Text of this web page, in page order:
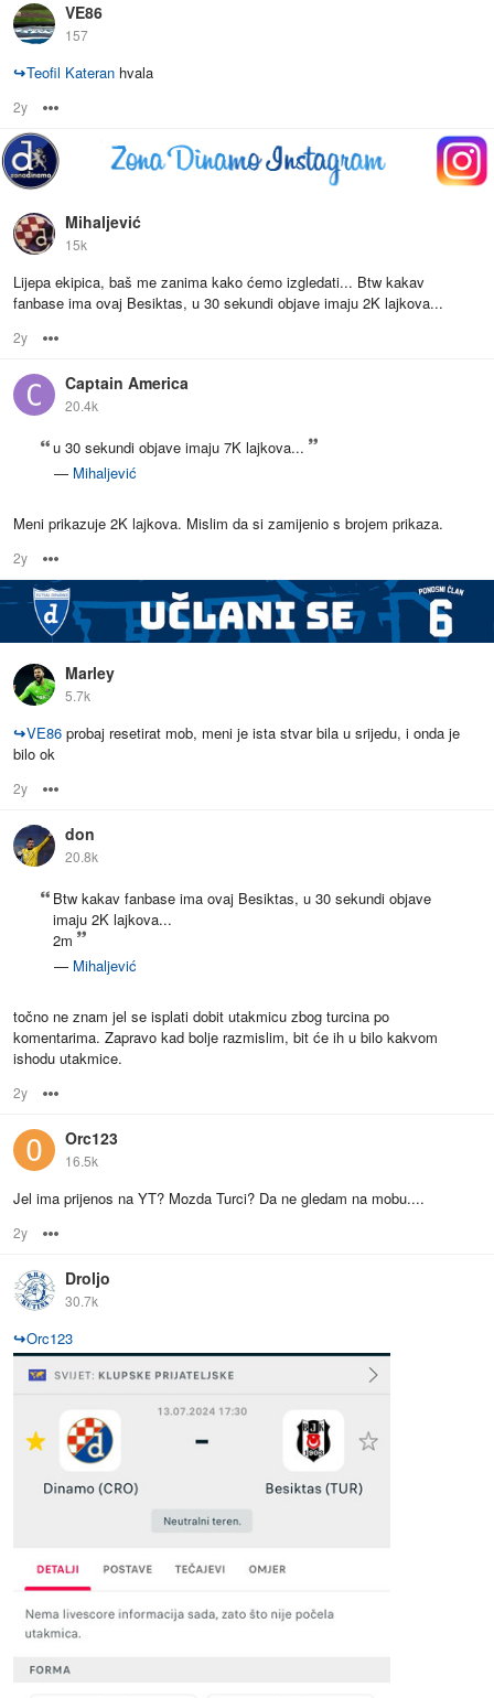
VE86
157
↪Teofil Kateran hvala
2y
Mihaljević
15k
Lijepa ekipica, baš me zanima kako ćemo izgledati... Btw kakav
fanbase ima ovaj Besiktas, u 30 sekundi objave imaju 2K lajkova...
2y
Captain America
20.4k
u 30 sekundi objave imaju 7K lajkova...
— Mihaljević
Meni prikazuje 2K lajkova. Mislim da si zamijenio s brojem prikaza.
2y
Marley
5.7k
↪VE86 probaj resetirat mob, meni je ista stvar bila u srijedu, i onda je
bilo ok
2y
don
20.8k
Btw kakav fanbase ima ovaj Besiktas, u 30 sekundi objave
imaju 2K lajkova...
2m
— Mihaljević
točno ne znam jel se isplati dobit utakmicu zbog turcina po
komentarima. Zapravo kad bolje razmislim, bit će ih u bilo kakvom
ishodu utakmice.
2y
Orc123
16.5k
Jel ima prijenos na YT? Mozda Turci? Da ne gledam na mobu....
2y
Droljo
30.7k
↪Orc123